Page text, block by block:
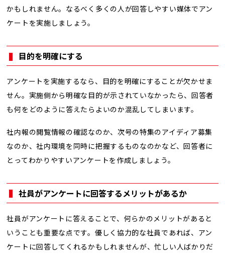
かもしれません。なるべく多くの人が回答しやすい媒体でアン
ケートを実施しましょう。
目的を明確にする
アンケートを実施するなら、目的を明確にすることが欠かせま
せん。実施側から明確な目的が示されていなかったら、回答者
も何をどのように答えたらよいのか混乱してしまいます。
社内報の閲覧情報の確認なのか、次号の特集のアイディア募集
なのか、社内環境を同時に把握するものなのかなど、回答者に
とってわかりやすいアンケートを作成しましょう。
社員がアンケートに回答するメリットがあるか
社員がアンケートに答えることで、何らかのメリットがあると
いうことも重要な点です。優しく協力的な社員であれば、アン
ケートに回答してくれるかもしれませんが、忙しい人ばかりだ